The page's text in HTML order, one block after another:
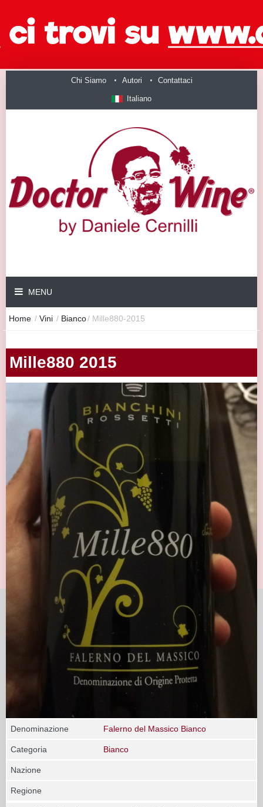
Chi Siamo Autori Contattaci
Italiano
MENU
Home / Vini / Bianco/ Mille880-2015
Mille880 2015
Denominazione Falerno del Massico Bianco
Categoria Bianco
Nazione
Regione